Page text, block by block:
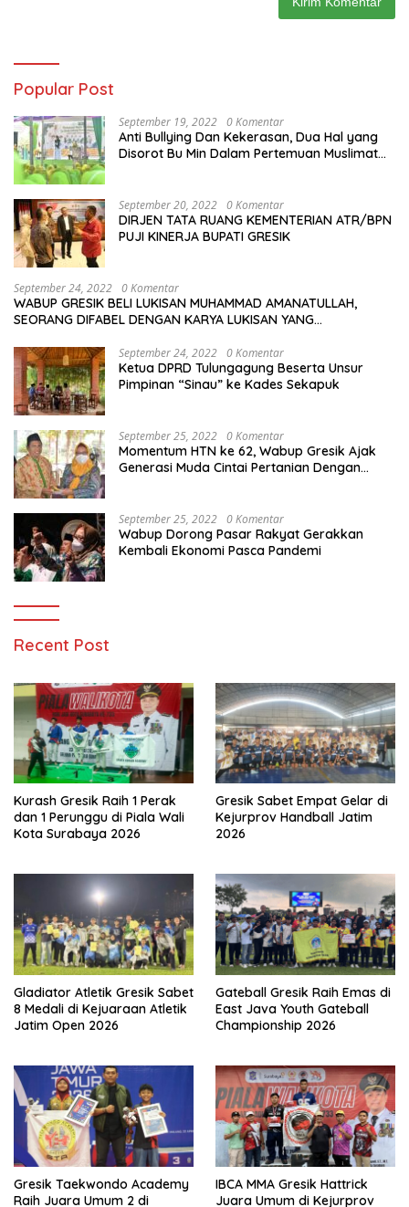
Popular Post
September 19, 2022 0 Komentar
Anti Bullying Dan Kekerasan, Dua Hal yang
Disorot Bu Min Dalam Pertemuan Muslimat
September 20, 2022 0 Komentar
DIRJEN TATA RUANG KEMENTERIAN ATR/BPN
PUJI KINERJA BUPATI GRESIK
September 24, 2022 0 Komentar
WABUP GRESIK BELI LUKISAN MUHAMMAD AMANATULLAH,
SEORANG DIFABEL DENGAN KARYA LUKISAN YANG
September 24, 2022 0 Komentar
Ketua DPRD Tulungagung Beserta Unsur
Pimpinan “Sinau” ke Kades Sekapuk
September 25, 2022 0 Komentar
Momentum HTN ke 62, Wabup Gresik Ajak
Generasi Muda Cintai Pertanian Dengan
September 25, 2022 0 Komentar
Wabup Dorong Pasar Rakyat Gerakkan
Kembali Ekonomi Pasca Pandemi
Recent Post
Kurash Gresik Raih 1 Perak
dan 1 Perunggu di Piala Wali
Kota Surabaya 2026
Gresik Sabet Empat Gelar di
Kejurprov Handball Jatim
2026
Gladiator Atletik Gresik Sabet
8 Medali di Kejuaraan Atletik
Jatim Open 2026
Gateball Gresik Raih Emas di
East Java Youth Gateball
Championship 2026
Gresik Taekwondo Academy
Raih Juara Umum 2 di
IBCA MMA Gresik Hattrick
Juara Umum di Kejurprov